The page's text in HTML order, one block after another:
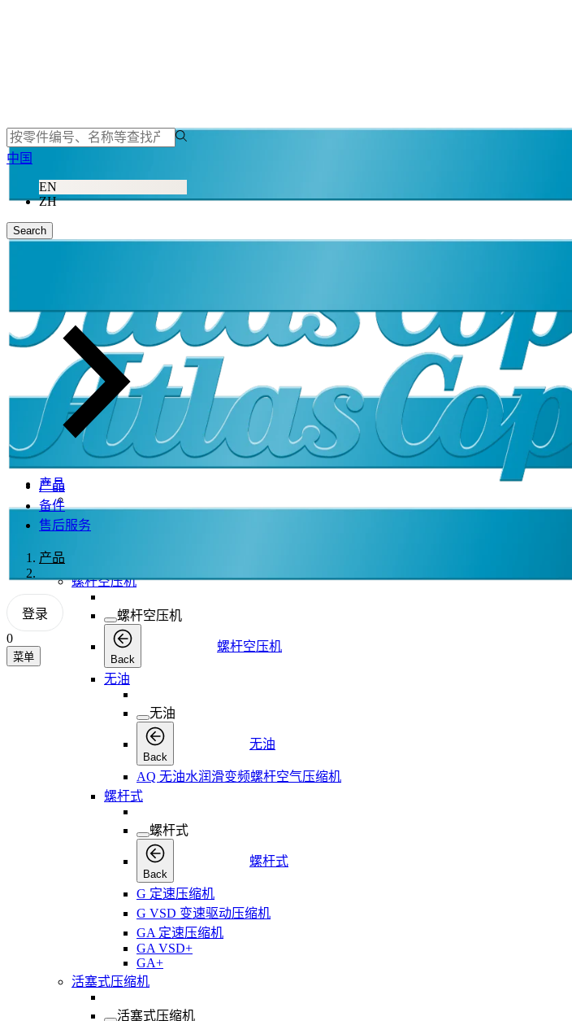
中国
EN
ZH
Search
产品
备件
售后服务
产品
登录
0
菜单
产品
产品
螺杆空压机
螺杆空压机
Back
螺杆空压机
无油
无油
Back
无油
AQ 无油水润滑变频螺杆空气压缩机
螺杆式
螺杆式
Back
螺杆式
G 定速压缩机
G VSD 变速驱动压缩机
GA 定速压缩机
GA VSD+
GA+
活塞式压缩机
活塞式压缩机